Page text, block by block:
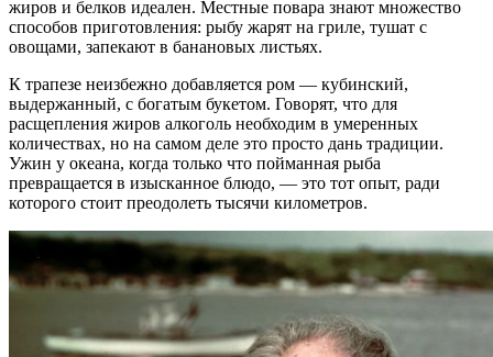
жиров и белков идеален. Местные повара знают множество
способов приготовления: рыбу жарят на гриле, тушат с
овощами, запекают в банановых листьях.
К трапезе неизбежно добавляется ром — кубинский,
выдержанный, с богатым букетом. Говорят, что для
расщепления жиров алкоголь необходим в умеренных
количествах, но на самом деле это просто дань традиции.
Ужин у океана, когда только что пойманная рыба
превращается в изысканное блюдо, — это тот опыт, ради
которого стоит преодолеть тысячи километров.